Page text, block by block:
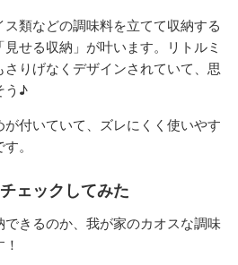
類などの調味料を立てて収納する
せる収納」が叶います。リトルミ
りげなくデザインされていて、思
う♪
付いていて、ズレにくく使いやす
。
ェックしてみた
きるのか、我が家のカオスな調味